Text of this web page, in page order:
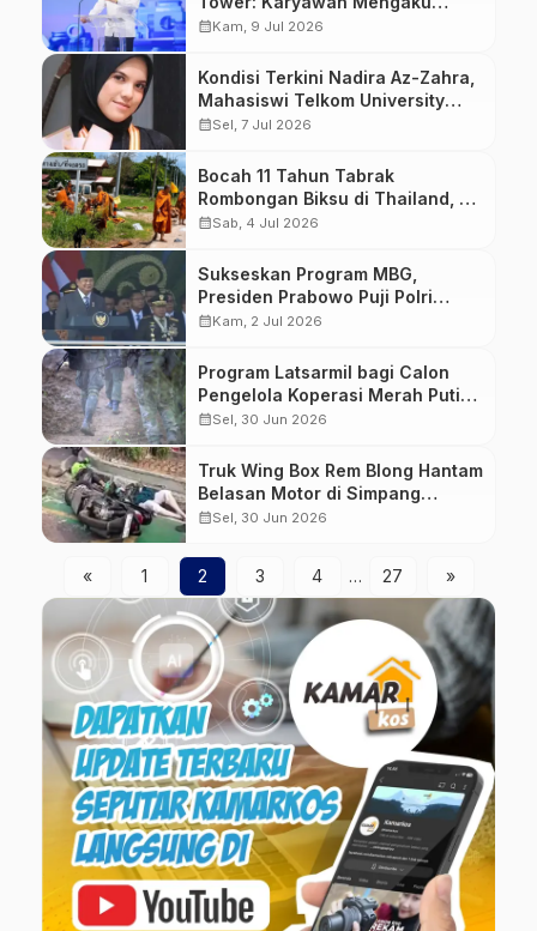
Ditampar hingga Mulut Dimasuki
calendar_monthKam, 9 Jul 2026
Kondisi Terkini Nadira Az-Zahra,
Mahasiswi Telkom University
yang Ditemukan Setelah Hilang 6
calendar_monthSel, 7 Jul 2026
Bocah 11 Tahun Tabrak
Rombongan Biksu di Thailand, 8
Tewas
calendar_monthSab, 4 Jul 2026
Sukseskan Program MBG,
Presiden Prabowo Puji Polri
Bangun 1.000 Dapur Terbaik
calendar_monthKam, 2 Jul 2026
Program Latsarmil bagi Calon
Pengelola Koperasi Merah Putih
Bakal Diganti
calendar_monthSel, 30 Jun 2026
Truk Wing Box Rem Blong Hantam
Belasan Motor di Simpang
Unisma Bekasi, 1 Tewas
calendar_monthSel, 30 Jun 2026
« 1 2 3 4 … 27 »